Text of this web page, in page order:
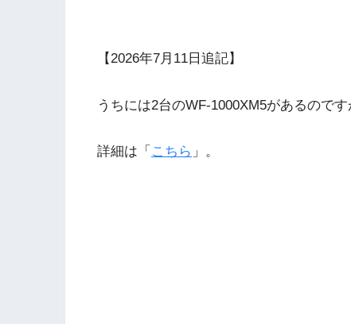
【2026年7月11日追記】
うちには2台のWF-1000XM5があるので
詳細は「 こちら 」。